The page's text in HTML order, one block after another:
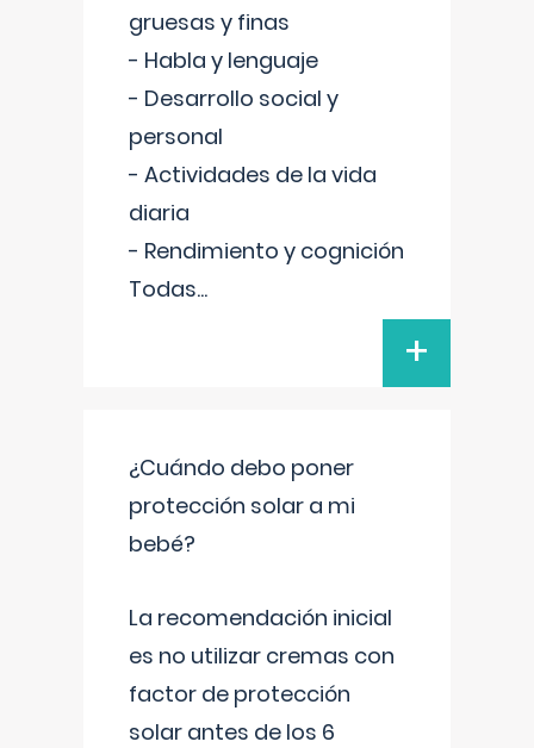
gruesas y finas
- Habla y lenguaje
- Desarrollo social y
personal
- Actividades de la vida
diaria
- Rendimiento y cognición
Todas...
+
¿Cuándo debo poner
protección solar a mi
bebé?
La recomendación inicial
es no utilizar cremas con
factor de protección
solar antes de los 6